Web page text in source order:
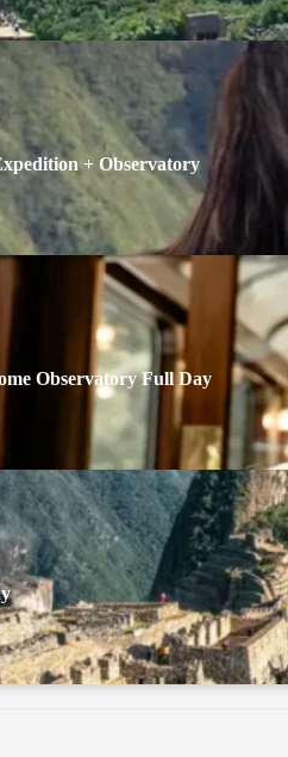
+ Observatory
Observatory Full Day